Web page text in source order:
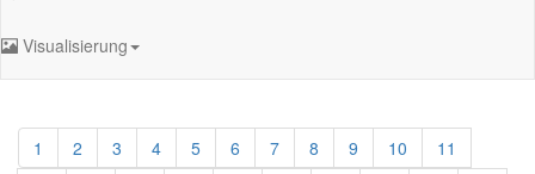
Visualisierung
1 2 3 4 5 6 7 8 9 10
11